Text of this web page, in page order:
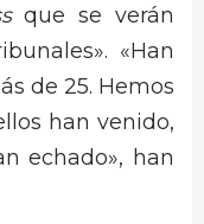
que se verán
«Han
de 25. Hemos
han venido,
echado», han